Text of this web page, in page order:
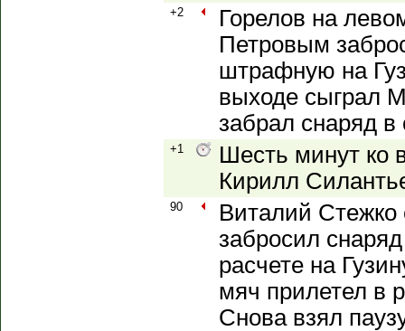
+2
Горелов на
Петровым
штрафную на
выходе сыграл
забрал снаряд в
+1
Шесть минут ко
Кирилл
90
Виталий Стежко
забросил
расчете на
мяч прилетел в
Снова взял